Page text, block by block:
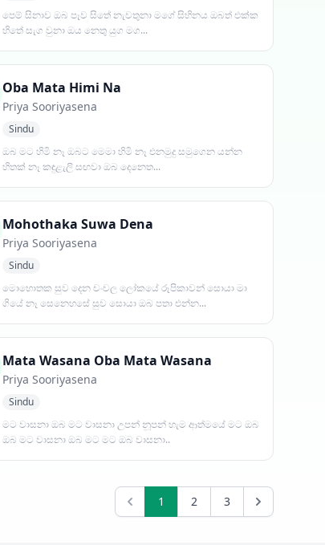
පෙම් සිනාව ඔබ පෑව සිතේ නැවතුනා මගේ සිහිනය ඔබත් එක්ක
හිතේ සැග වුනා ඔය නෙතු යුග මග...
Oba Mata Himi Na
Priya Sooriyasena
Sindu
ඔබ මට හිමි නෑ ඔබට මෙමා හිමි නෑ එනමුදු සමුගෙන යන්න
හිතක් නෑ කඳුළැලි සඟවා ඔබ දෙනෙත...
Mohothaka Suwa Dena
Priya Sooriyasena
Sindu
මොහොතක සුව දෙන චංචල ලෝකයේ රූපිකාවන් සොයා මා
ගියේ නෑ සෙනෙහසේ සුව සොයා ඔබ පතා එන්න...
Mata Wasana Oba Mata Wasana
Priya Sooriyasena
Sindu
මට වාසනා ඔබ මට වාසනා උපන් නූපන් හැම ආත්මයේ මට ඔබ
ඔබ මට වාසනා ඔබ මට මට ඔබ වාසනා..
1 2 3